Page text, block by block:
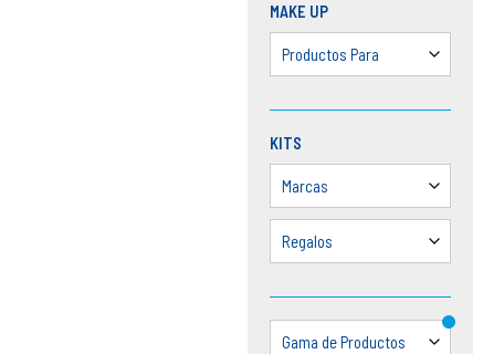
MAKE UP
Productos Para
KITS
Marcas
Regalos
Gama de Productos